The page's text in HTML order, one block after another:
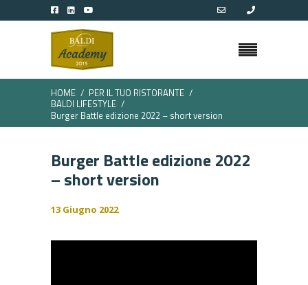
HOME
PER IL TUO RISTORANTE
BALDI LIFESTYLE
Burger Battle edizione 2022 – short version
Burger Battle edizione 2022
– short version
13 Giugno 2022